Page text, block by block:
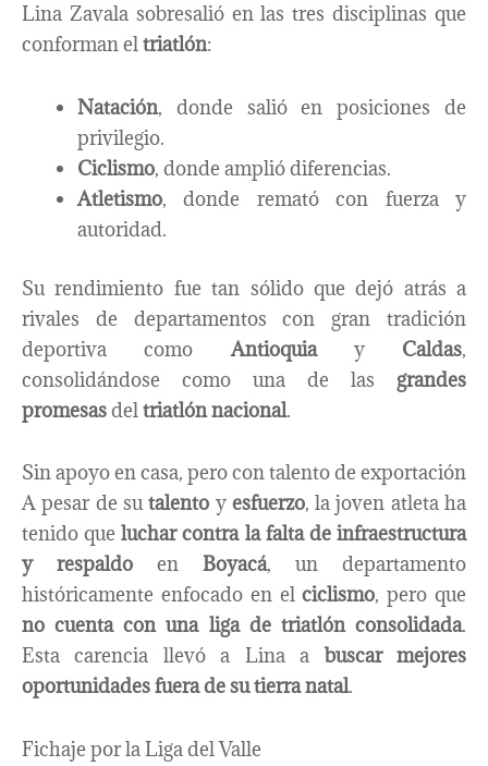
Lina Zavala sobresalió en las tres disciplinas que
conforman eltriatlón:
Natación, donde salió en posiciones de
privilegio.
Ciclismo, donde amplió diferencias.
Atletismo, donde remató con fuerza y
autoridad.
Su rendimiento fue tan sólido que dejó atrás a
rivales de departamentos con gran tradición
deportiva como Antioquiay Caldas,
consolidándose como una de las grandes
promesasdel triatlón nacional.
Sin apoyo en casa, pero con talento de exportación
A pesar de sutalento y esfuerzo, la joven atleta ha
tenido queluchar contra la falta de infraestructura
y respaldo en Boyacá, un departamento
históricamente enfocado en elciclismo, pero que
no cuenta con una liga de triatlón consolidada.
Esta carencia llevó a Lina a buscar mejores
oportunidades fuera de su tierra natal.
Fichaje por la Liga del Valle